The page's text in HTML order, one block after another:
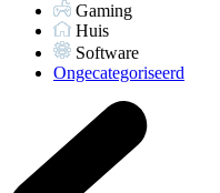
Gaming
Huis
Software
Ongecategoriseerd